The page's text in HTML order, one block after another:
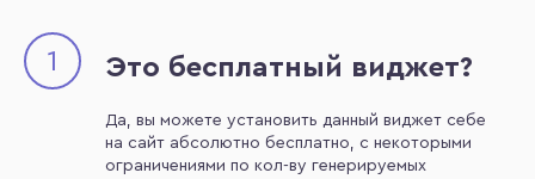
1 Это бесплатный виджет?
Да, вы можете установить данный виджет себе
на сайт абсолютно бесплатно, с некоторыми
ограничениями по кол-ву генерируемых